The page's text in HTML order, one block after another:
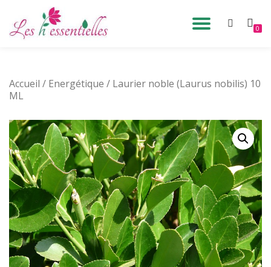
Aller
0
Accueil / Energétique / Laurier noble (Laurus nobilis) 10
ML